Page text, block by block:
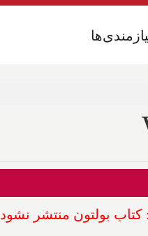
بولتون منتشر نشود